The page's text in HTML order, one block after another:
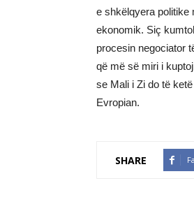
e shkëlqyera politike
ekonomik. Siç
procesin negociator
që më së miri i
se Mali i Zi do të
Evropian.
SHARE